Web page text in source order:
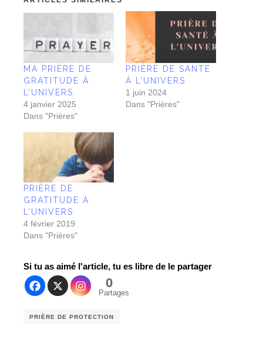
MA PRIÈRE DE
GRATITUDE À
L’UNIVERS
4 janvier 2025
Dans "Prières"
PRIÈRE DE SANTÉ
À L’UNIVERS
1 juin 2024
Dans "Prières"
PRIÈRE DE
GRATITUDE À
L’UNIVERS
4 février 2019
Dans "Prières"
Si tu as aimé l'article, tu es libre de le partager
0
Partages
PRIÈRE DE PROTECTION